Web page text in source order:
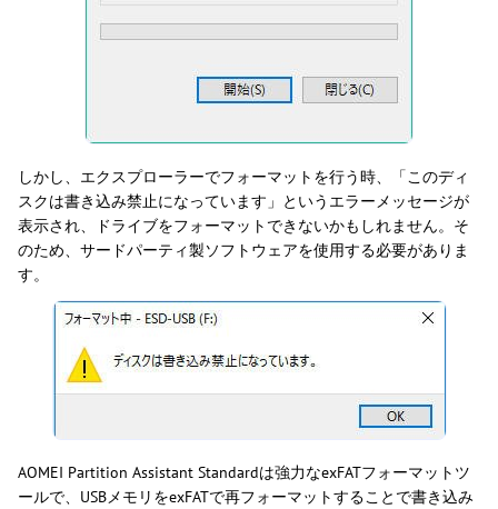
しかし、エクスプローラーでフォーマットを行う時、「このディ
スクは書き込み禁止になっています」というエラーメッセージが
表示され、ドライブをフォーマットできないかもしれません。そ
のため、サードパーティ製ソフトウェアを使用する必要がありま
す。
AOMEI Partition Assistant Standardは強力なexFATフォーマットツ
ールで、USBメモリをexFATで再フォーマットすることで書き込み